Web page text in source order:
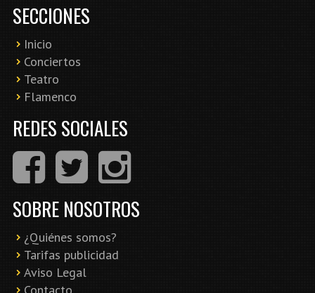
SECCIONES
Inicio
Conciertos
Teatro
Flamenco
REDES SOCIALES
SOBRE NOSOTROS
¿Quiénes somos?
Tarifas publicidad
Aviso Legal